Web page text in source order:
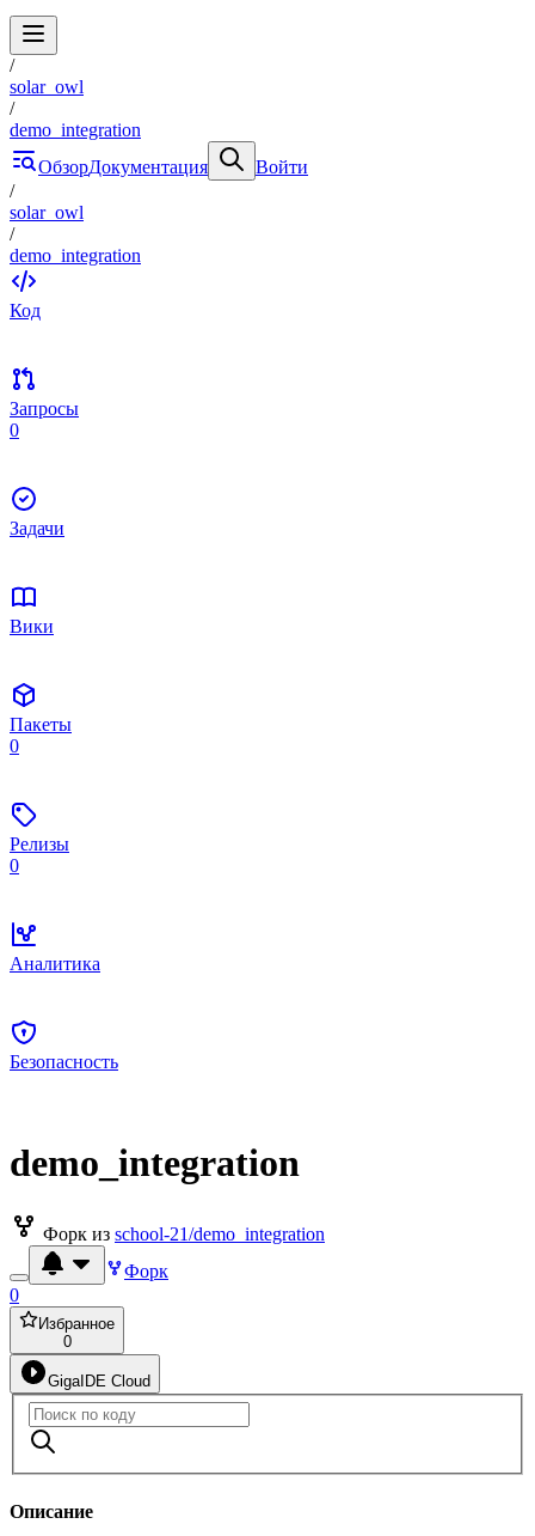
/
solar_owl
/
demo_integration
ОбзорДокументация
Войти
/
solar_owl
/
demo_integration
Код
Запросы
0
Задачи
Вики
Пакеты
0
Релизы
0
Аналитика
Безопасность
demo_integration
Форк из school-21/demo_integration
Форк
0
Избранное
0
GigaIDE Cloud
Описание